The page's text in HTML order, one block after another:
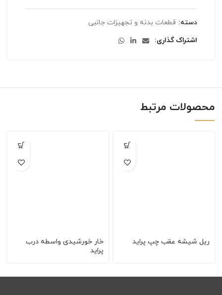
دسته: قطعات بدنه و تجهیزات جانبی
اشتراک گذاری
محصولات مرتبط
ریل شیشه عقب چپ پراید
خار خورشیدی واسطه درب
پراید